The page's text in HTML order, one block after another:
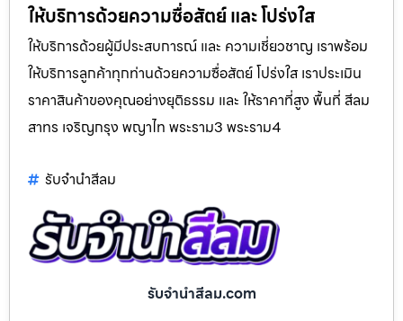
ให้บริการด้วยความซื่อสัตย์ และ โปร่งใส
ให้บริการด้วยผู้มีประสบการณ์ และ ความเชี่ยวชาญ เราพร้อม
ให้บริการลูกค้าทุกท่านด้วยความซื่อสัตย์ โปร่งใส เราประเมิน
ราคาสินค้าของคุณอย่างยุติธรรม และ ให้ราคาที่สูง พื้นที่ สีลม
สาทร เจริญกรุง พญาไท พระราม3 พระราม4
รับจํานําสีลม
รับจํานําสีลม.com